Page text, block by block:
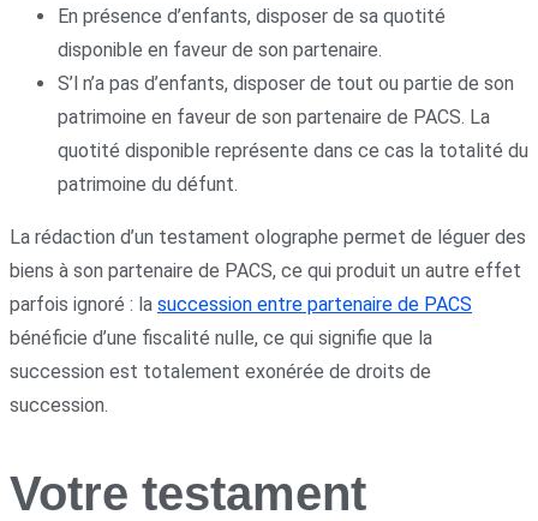
En présence d’enfants, disposer de sa quotité
disponible en faveur de son partenaire.
S’l n’a pas d’enfants, disposer de tout ou partie de son
patrimoine en faveur de son partenaire de PACS. La
quotité disponible représente dans ce cas la totalité du
patrimoine du défunt.
La rédaction d’un testament olographe permet de léguer des
biens à son partenaire de PACS, ce qui produit un autre effet
parfois ignoré : la succession entre partenaire de PACS
bénéficie d’une fiscalité nulle, ce qui signifie que la
succession est totalement exonérée de droits de
succession.
Votre testament